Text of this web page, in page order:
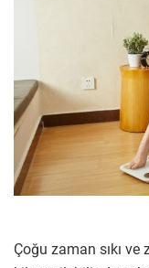
Çoğu zaman sıkı ve